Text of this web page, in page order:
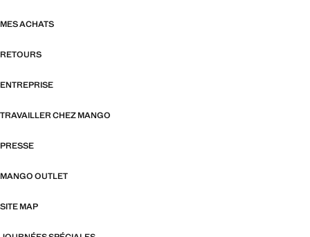
MES ACHATS
RETOURS
ENTREPRISE
TRAVAILLER CHEZ MANGO
PRESSE
MANGO OUTLET
SITE MAP